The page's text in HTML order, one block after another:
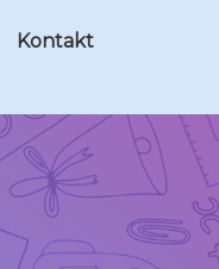
Kontakt